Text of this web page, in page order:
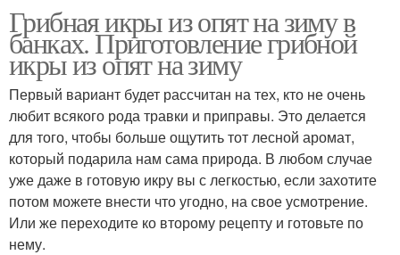
Грибная икры из опят на зиму в
банках. Приготовление грибной
икры из опят на зиму
Первый вариант будет рассчитан на тех, кто не очень
любит всякого рода травки и приправы. Это делается
для того, чтобы больше ощутить тот лесной аромат,
который подарила нам сама природа. В любом случае
уже даже в готовую икру вы с легкостью, если захотите
потом можете внести что угодно, на свое усмотрение.
Или же переходите ко второму рецепту и готовьте по
нему.